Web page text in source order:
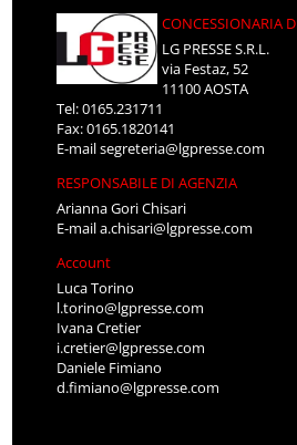
CONCESSIONARIA
LG PRESSE S.R.L.
via Festaz, 52
11100 AOSTA
Tel: 0165.231711
Fax: 0165.1820141
E-mailsegreteria@lgpresse.com
RESPONSABILE DI AGENZIA
Arianna Gori Chisari
E-maila.chisari@lgpresse.com
Account
Luca Torino
l.torino@lgpresse.com
Ivana Cretier
i.cretier@lgpresse.com
Daniele Fimiano
d.fimiano@lgpresse.com